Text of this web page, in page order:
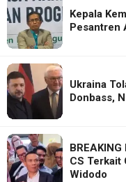
Kepala
Pesantren
Ukraina
Donbass,
CS Terkait
Widodo